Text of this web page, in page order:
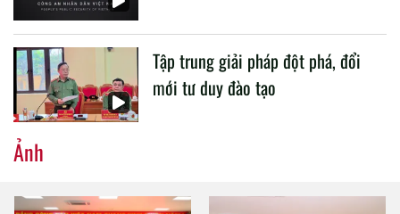
Tập trung giải pháp đột phá, đổi
mới tư duy đào tạo
Ảnh